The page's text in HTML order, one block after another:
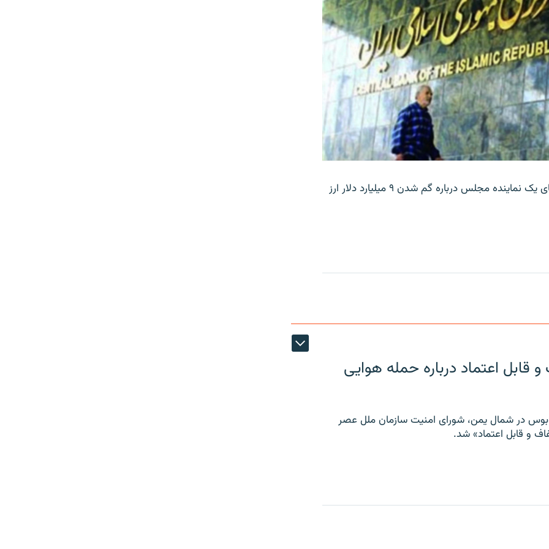
بانک مرکزی ایران روز جمعه با انتشار اطلاعیه‌ای، گفته‌های یک نماینده مجلس درباره گم شدن ۹ میلیارد دلار ارز
اعتماد درباره حمله هوایی
در شمال یمن، شورای امنیت سازمان ملل عصر
و قابل اعتماد» شد.